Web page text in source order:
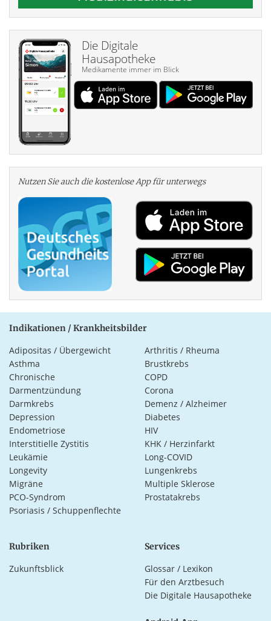
Die Digitale
Hausapotheke
Medikamente immer im Blick
Nutzen Sie auch die kosten­lose App für unterwegs
Indikationen / Krankheitsbilder
Adipositas / Übergewicht
Arthritis / Rheuma
Asthma
Brustkrebs
Chronische
Darmentzündung
COPD
Corona
Darmkrebs
Demenz / Alzheimer
Depression
Diabetes
Endometriose
HIV
Interstitielle Zystitis
KHK / Herzinfarkt
Leukämie
Long-COVID
Longevity
Lungenkrebs
Migräne
Multiple Sklerose
PCO-Syndrom
Prostatakrebs
Psoriasis / Schuppenflechte
Rubriken
Zukunftsblick
Services
Glossar / Lexikon
Für den Arztbesuch
Die Digitale Hausapotheke